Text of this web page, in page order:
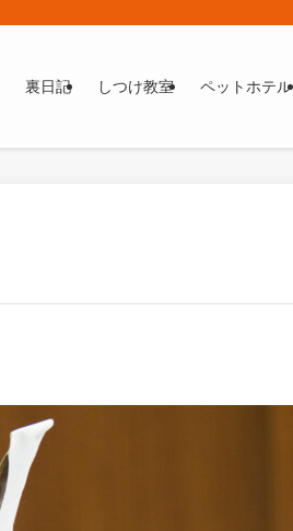
裏日記 しつけ教室 ペットホテル